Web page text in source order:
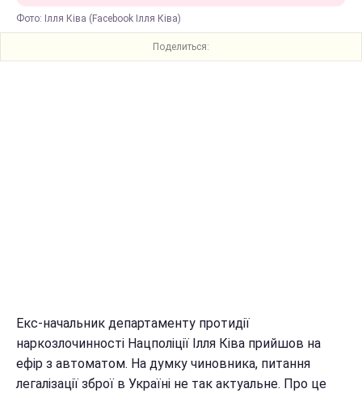
Фото: Ілля Ківа (Facebook Ілля Ківа)
Поделиться:
Екс-начальник департаменту протидії
наркозлочинності Нацполіції Ілля Ківа прийшов на
ефір з автоматом. На думку чиновника, питання
легалізації зброї в Україні не так актуальне. Про це